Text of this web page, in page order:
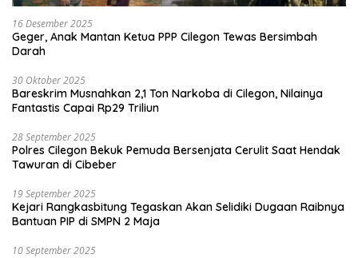
16 Desember 2025
Geger, Anak Mantan Ketua PPP Cilegon Tewas Bersimbah
Darah
30 Oktober 2025
Bareskrim Musnahkan 2,1 Ton Narkoba di Cilegon, Nilainya
Fantastis Capai Rp29 Triliun
28 September 2025
Polres Cilegon Bekuk Pemuda Bersenjata Cerulit Saat Hendak
Tawuran di Cibeber
19 September 2025
Kejari Rangkasbitung Tegaskan Akan Selidiki Dugaan Raibnya
Bantuan PIP di SMPN 2 Maja
10 September 2025